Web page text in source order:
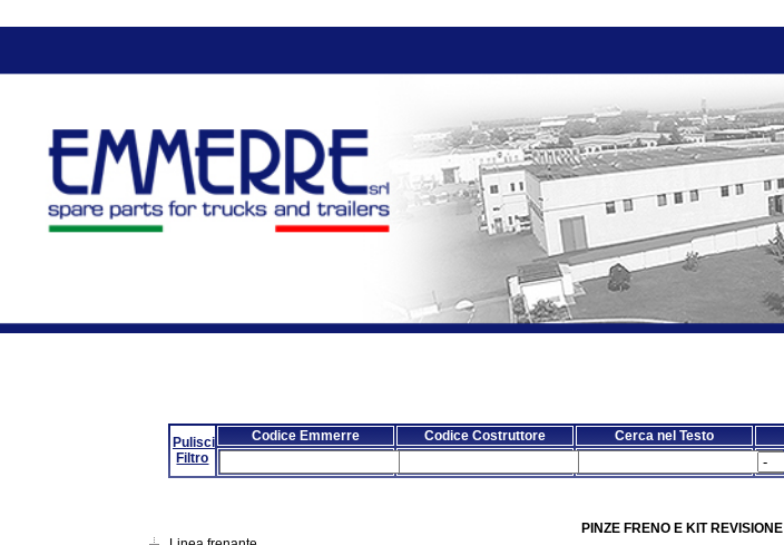
Pulisci
Filtro
Codice Emmerre Codice Costruttore Cerca nel Testo
PINZE FRENO E KIT REVISIONE